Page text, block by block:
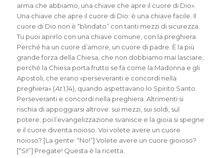
arma che abbiamo, una chiave che apre il cuore di Dio».
Una chiave che apre il cuore di Dio: è una chiave facile. Il
cuore di Dio non è “blindato” con tanti mezzi di sicurezza.
Tu puoi aprirlo con una chiave comune, con la preghiera.
Perché ha un cuore d’amore, un cuore di padre. È la più
grande forza della Chiesa, che non dobbiamo mai lasciare,
perché la Chiesa porta frutto se fa come la Madonna e gli
Apostoli, che erano «perseveranti e concordi nella
preghiera» (At1,14), quando aspettavano lo Spirito Santo.
Perseveranti e concordi nella preghiera. Altrimenti si
rischia di appoggiarsi altrove: sui mezzi, sui soldi, sul
potere; poi l’evangelizzazione svanisce e la gioia si spegne
e il cuore diventa noioso. Voi volete avere un cuore
noioso? [La gente: “No!”] Volete avere un cuore gioioso?
[“Sì!”] Pregate! Questa è la ricetta.